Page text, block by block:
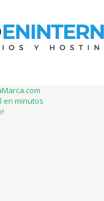
en minutos